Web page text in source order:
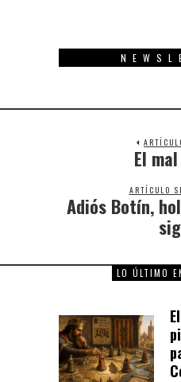
El
ARTÍCULO
Adiós Botín,
LO ÚLTIMO